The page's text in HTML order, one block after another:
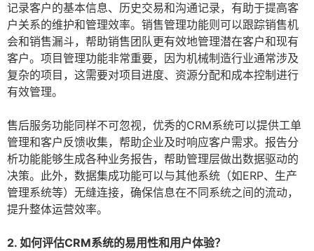
记录客户的基本信息、历史交易和沟通记录，有助于提高客
户关系的维护和管理效率。销售管理功能则可以跟踪销售机
会和销售漏斗，帮助销售团队更有效地管理潜在客户和现有
客户。项目管理功能非常重要，因为机械制造行业通常涉及
复杂的项目，这需要对项目进度、资源分配和成本控制进行
有效管理。
售后服务功能同样不可忽视，优秀的CRM系统可以提供工单
管理和客户反馈收集，帮助企业及时响应客户需求。报告分
析功能能够生成各种业务报告，帮助管理层做出数据驱动的
决策。此外，数据集成功能可以与其他系统（如ERP、生产
管理系统等）无缝连接，确保信息在不同系统之间的流动，
提升整体运营效率。
2. 如何评估CRM系统的易用性和用户体验？